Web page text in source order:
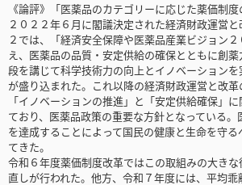
《論評》「医薬品のカテゴリーに応じた薬価制
２０２２年６月に閣議決定された経済財政運営
２では、「経済安全保障や医薬品産業ビジョン
え、医薬品の品質・安定供給の確保とともに創
段を講じて科学技術力の向上とイノベーション
が盛り込まれた。これ以降の経済財政運営と改
「イノベーションの推進」と「安定供給確保」
ており、医薬品政策の重要な方針となっている
を達成することによって国民の健康と生命を守
てきた。
令和６年度薬価制度改革ではこの取組みの大き
直しが行われた。他方、令和７年度には、平均